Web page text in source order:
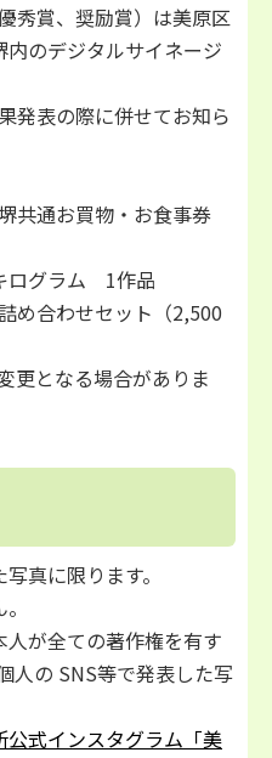
賞、奨励賞）は美原区
のデジタルサイネージ
表の際に併せてお知ら
通お買物・お食事券
グラム 1作品
合わせセット（2,500
となる場合がありま
真に限ります。
人が全ての著作権を有す
人の SNS等で発表した写
公式インスタグラム「美